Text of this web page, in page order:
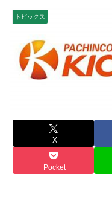
トピックス
X
Pocket